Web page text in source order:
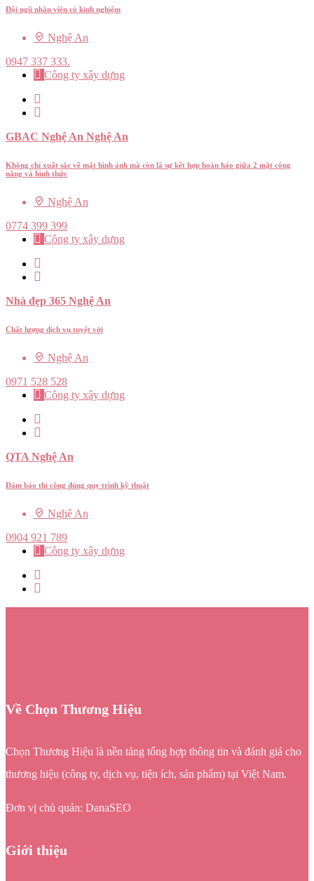
Đội ngũ nhân viên có kinh nghiệm
Nghệ An
0947 337 333.
Công ty xây dựng
GBAC Nghệ An Nghệ An
Không chỉ xuất sắc về mặt hình ảnh mà còn là sự kết hợp hoàn hảo giữa 2 mặt công
năng và hình thức
Nghệ An
0774 399 399
Công ty xây dựng
Nhà đẹp 365 Nghệ An
Chất lượng dịch vụ tuyệt vời
Nghệ An
0971 528 528
Công ty xây dựng
QTA Nghệ An
Đảm bảo thi công đúng quy trình kỹ thuật
Nghệ An
0904 921 789
Công ty xây dựng
Về Chọn Thương Hiệu
Chọn Thương Hiệu là nền tảng tổng hợp thông tin và đánh giá cho
thương hiệu (công ty, dịch vụ, tiện ích, sản phẩm) tại Việt Nam.
Đơn vị chủ quản: DanaSEO
Giới thiệu